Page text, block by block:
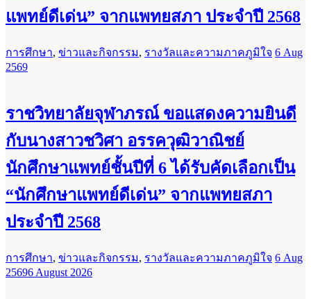
แพทย์ดีเด่น” จากแพทยสภา ประจำปี 2568
การศึกษา, ข่าวและกิจกรรม, รางวัลและความภาคภูมิใจ 6 Aug
2569
ราชวิทยาลัยจุฬาภรณ์ ขอแสดงความยินดี
กับนางสาวชวิศา อรรควุฒิวาณิชย์
นักศึกษาแพทย์ชั้นปีที่ 6 ได้รับคัดเลือกเป็น
“นักศึกษาแพทย์ดีเด่น” จากแพทยสภา
ประจำปี 2568
การศึกษา, ข่าวและกิจกรรม, รางวัลและความภาคภูมิใจ 6 Aug
25696 August 2026